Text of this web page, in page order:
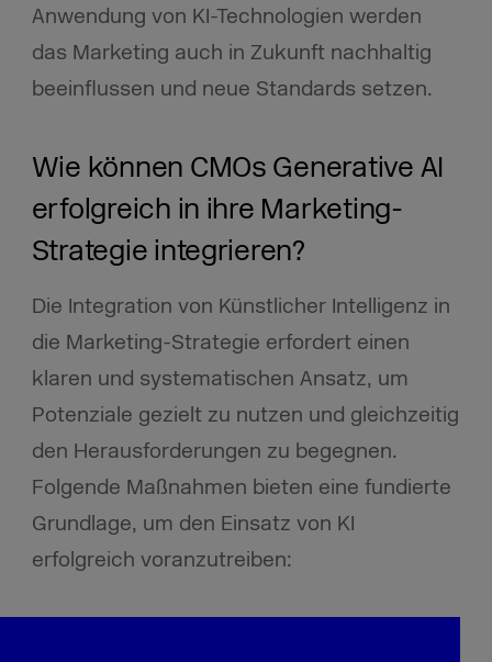
Anwendung von KI-Technologien werden
das Marketing auch in Zukunft nachhaltig
beeinflussen und neue Standards setzen.
Wie können CMOs Generative AI
erfolgreich in ihre Marketing-
Strategie integrieren?
Die Integration von Künstlicher Intelligenz in
die Marketing-Strategie erfordert einen
klaren und systematischen Ansatz, um
Potenziale gezielt zu nutzen und gleichzeitig
den Herausforderungen zu begegnen.
Folgende Maßnahmen bieten eine fundierte
Grundlage, um den Einsatz von KI
erfolgreich voranzutreiben: